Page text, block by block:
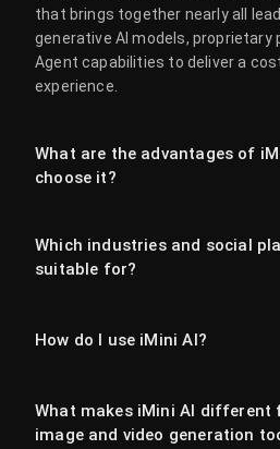
that brings together nearly all
generative AI models, proprietary
Agent capabilities to deliver a
experience.
What are the advantages of
choose it?
Which industries and social
suitable for?
How do I use iMini AI?
What makes iMini AI different
image and video generation